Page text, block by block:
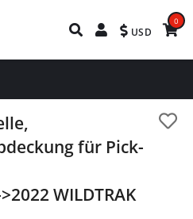
USD
0
für Pick-
WILDTRAK